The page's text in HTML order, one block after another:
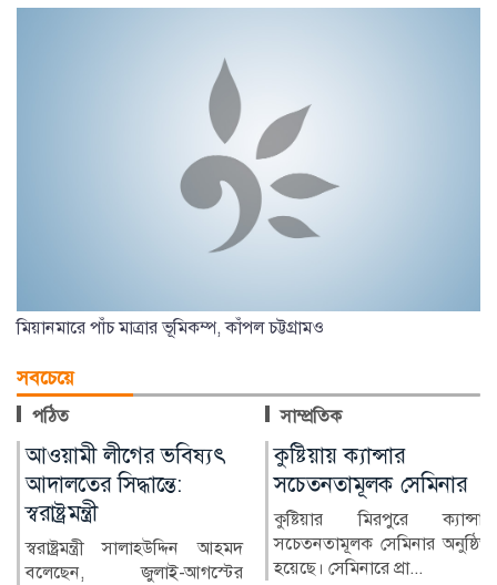
মিয়ানমারে পাঁচ মাত্রার ভূমিকম্প, কাঁপল চট্টগ্রামও
সবচেয়ে
পঠিত সাম্প্রতিক
কুষ্টিয়ায় ক্যান্সার
সচেতনতামূলক সেমিনার
কুষ্টিয়ার মিরপুরে ক্যান্সার
সচেতনতামূলক সেমিনার অনুষ্ঠিত
হয়েছে। সেমিনারে প্রা...
লাখ টাকার ফল-নাস্তা নিয়ে
সাবেক ইউএনওকে ঘিরে
প্রশ্ন
কুষ্টিয়ার মিরপুর উপজেলার সাবেক
নির্বাহী কর্মকর্তা (ইউএনও)